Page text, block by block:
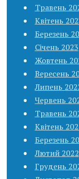
Травень
Квітень
Березень
Січень 2023
Жовтень
Вересень
Липень
Червень
Травень
Квітень
Березень
Лютий 2022
Грудень